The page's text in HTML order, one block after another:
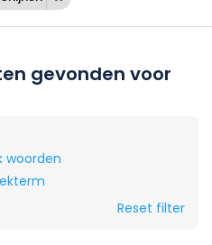
gevonden voor
woorden
Reset filter